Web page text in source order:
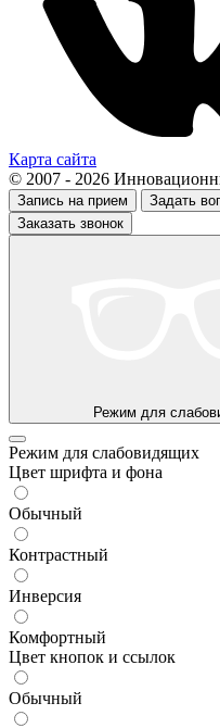
Карта сайта
© 2007 - 2026
Запись на прием Задать
Заказать звонок
Режим для
Режим для слабовидящих
Цвет шрифта и фона
Обычный
Контрастный
Инверсия
Комфортный
Цвет кнопок и ссылок
Обычный